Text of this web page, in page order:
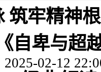
筑牢精神
《自卑与超
2025-02-12